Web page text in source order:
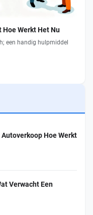
Werkt Het Nu
een handig hulpmiddel
Hoe Werkt
Verwacht Een